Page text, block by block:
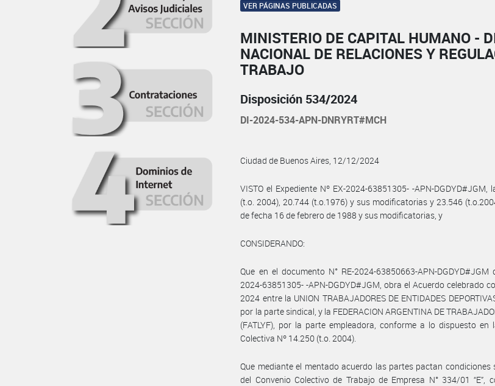
VER PÁGINAS PUBLICADAS
MINISTERIO DE CAPITAL HUMANO -
NACIONAL DE RELACIONES Y
TRABAJO
Disposición 534/2024
DI-2024-534-APN-DNRYRT#MCH
Ciudad de Buenos Aires, 12/12/2024
VISTO el Expediente Nº EX-2024-63851305- -APN-DGDYD#JGM,
(t.o. 2004), 20.744 (t.o.1976) y sus modificatorias y 23.546
de fecha 16 de febrero de 1988 y sus modificatorias, y
CONSIDERANDO:
Que en el documento N° RE-2024-63850663-APN-DGDYD#JGM
2024-63851305- -APN-DGDYD#JGM, obra el Acuerdo celebrado
2024 entre la UNION TRABAJADORES DE ENTIDADES
por la parte sindical, y la FEDERACION ARGENTINA DE
(FATLYF), por la parte empleadora, conforme a lo dispuesto en
Colectiva Nº 14.250 (t.o. 2004).
Que mediante el mentado acuerdo las partes pactan condiciones
del Convenio Colectivo de Trabajo de Empresa N° 334/01 “E”,